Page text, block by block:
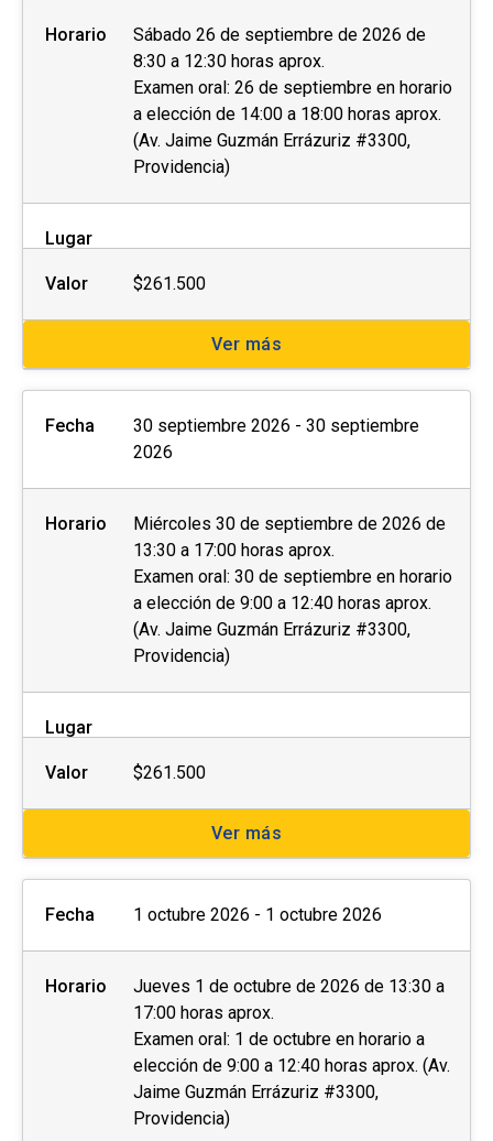
Horario
Sábado 26 de septiembre de 2026 de
8:30 a 12:30 horas aprox.
Examen oral: 26 de septiembre en horario
a elección de 14:00 a 18:00 horas aprox.
(Av. Jaime Guzmán Errázuriz #3300,
Providencia)
Lugar
Valor $261.500
Ver más
Fecha
30 septiembre 2026 - 30 septiembre
2026
Horario
Miércoles 30 de septiembre de 2026 de
13:30 a 17:00 horas aprox.
Examen oral: 30 de septiembre en horario
a elección de 9:00 a 12:40 horas aprox.
(Av. Jaime Guzmán Errázuriz #3300,
Providencia)
Lugar
Valor $261.500
Ver más
Fecha 1 octubre 2026 - 1 octubre 2026
Horario
Jueves 1 de octubre de 2026 de 13:30 a
17:00 horas aprox.
Examen oral: 1 de octubre en horario a
elección de 9:00 a 12:40 horas aprox. (Av.
Jaime Guzmán Errázuriz #3300,
Providencia)